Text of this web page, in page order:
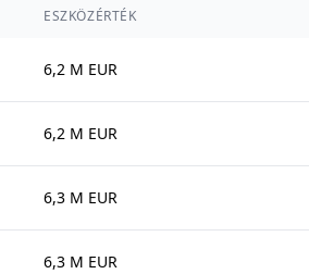
ESZKÖZÉRTÉK
6,2 M EUR
6,2 M EUR
6,3 M EUR
6,3 M EUR